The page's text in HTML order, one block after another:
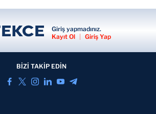
Giriş yapmadınız.
Kayıt Ol | Giriş Yap
BİZİ TAKİP EDİN